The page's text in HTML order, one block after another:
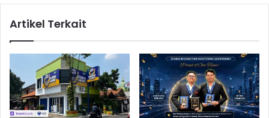
t
t
f
L
n
e
s
i
a
Artikel Terkait